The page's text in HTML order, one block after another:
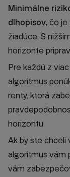
Minimálne
dlhopisov, čo je
žiadúce. S
horizonte
Pre každú z
algoritmus
renty, ktorá
horizontu.
Ak by ste chceli
algoritmus vám
vám